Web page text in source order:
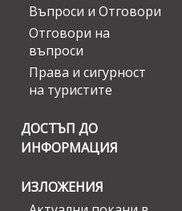
Въпроси и Отговори
Отговори на
въпроси
Права и сигурност
на туристите
ДОСТЪП ДО
ИНФОРМАЦИЯ
ИЗЛОЖЕНИЯ